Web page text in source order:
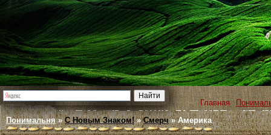
Главная
Понимальня»С Новым Знаком!»Смерч»Америка